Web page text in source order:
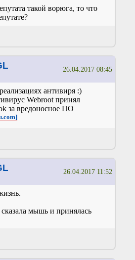
такой ворюга, то что
26.04.2017 08:45
антивиря :)
Webroot принял
за вредоносное ПО
26.04.2017 11:52
мышь и принялась